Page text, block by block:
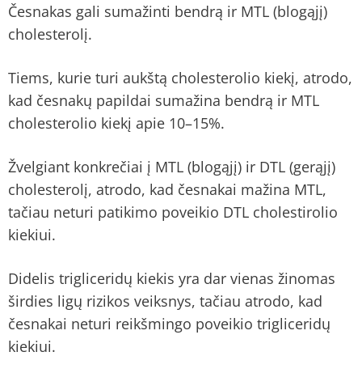
Česnakas gali sumažinti bendrą ir MTL (blogąjį)
cholesterolį.
Tiems, kurie turi aukštą cholesterolio kiekį, atrodo,
kad česnakų papildai sumažina bendrą ir MTL
cholesterolio kiekį apie 10–15%.
Žvelgiant konkrečiai į MTL (blogąjį) ir DTL (gerąjį)
cholesterolį, atrodo, kad česnakai mažina MTL,
tačiau neturi patikimo poveikio DTL cholestirolio
kiekiui.
Didelis trigliceridų kiekis yra dar vienas žinomas
širdies ligų rizikos veiksnys, tačiau atrodo, kad
česnakai neturi reikšmingo poveikio trigliceridų
kiekiui.